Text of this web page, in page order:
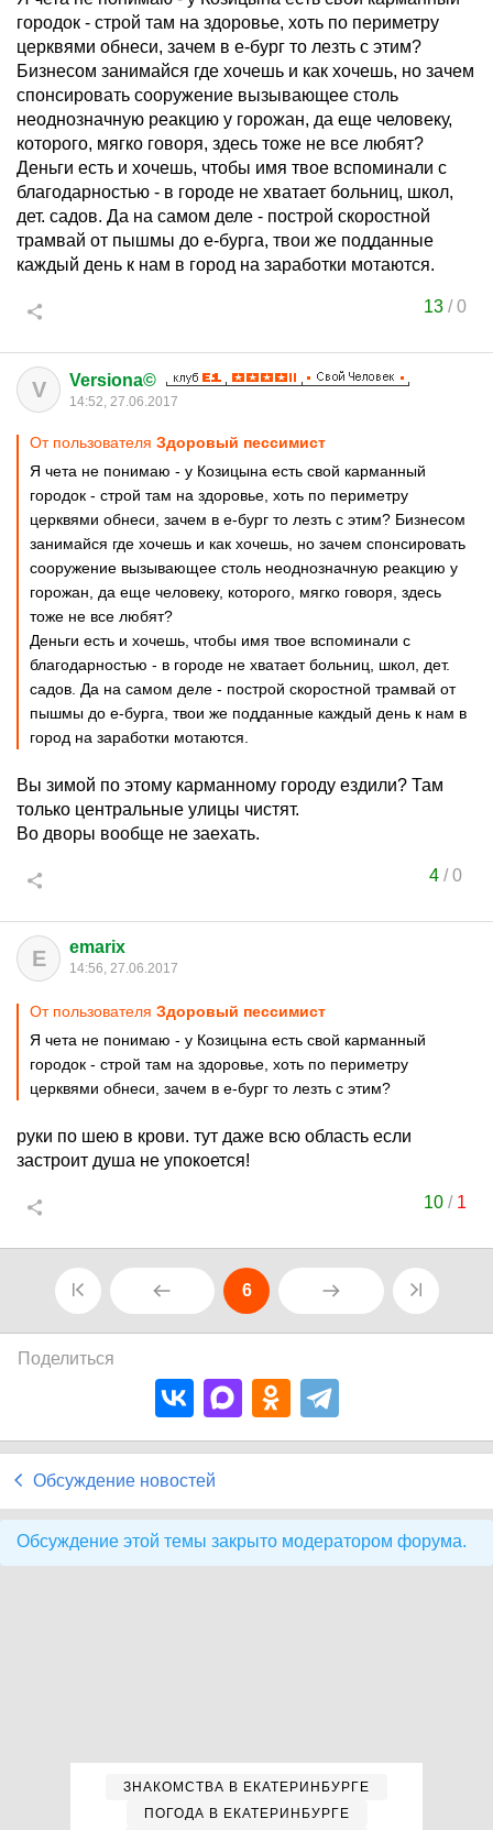
городок - строй там на здоровье, хоть по периметру
церквями обнеси, зачем в е-бург то лезть с этим?
Бизнесом занимайся где хочешь и как хочешь, но зачем
спонсировать сооружение вызывающее столь
неоднозначную реакцию у горожан, да еще человеку,
которого, мягко говоря, здесь тоже не все любят?
Деньги есть и хочешь, чтобы имя твое вспоминали с
благодарностью - в городе не хватает больниц, школ,
дет. садов. Да на самом деле - построй скоростной
трамвай от пышмы до е-бурга, твои же подданные
каждый день к нам в город на заработки мотаются.
13 /0
V Versiona©
14:52, 27.06.2017
От пользователя Здоровый пессимист
Я чета не понимаю - у Козицына есть свой карманный
городок - строй там на здоровье, хоть по периметру
церквями обнеси, зачем в е-бург то лезть с этим? Бизнесом
занимайся где хочешь и как хочешь, но зачем спонсировать
сооружение вызывающее столь неоднозначную реакцию у
горожан, да еще человеку, которого, мягко говоря, здесь
тоже не все любят?
Деньги есть и хочешь, чтобы имя твое вспоминали с
благодарностью - в городе не хватает больниц, школ, дет.
садов. Да на самом деле - построй скоростной трамвай от
пышмы до е-бурга, твои же подданные каждый день к нам в
город на заработки мотаются.
Вы зимой по этому карманному городу ездили? Там
только центральные улицы чистят.
Во дворы вообще не заехать.
4/0
E emarix
14:56, 27.06.2017
От пользователя Здоровый пессимист
Я чета не понимаю - у Козицына есть свой карманный
городок - строй там на здоровье, хоть по периметру
церквями обнеси, зачем в е-бург то лезть с этим?
руки по шею в крови. тут даже всю область если
застроит душа не упокоется!
10 / 1
6
Поделиться
Обсуждение новостей
Обсуждение этой темы закрыто модератором форума.
ЗНАКОМСТВА В ЕКАТЕРИНБУРГЕ
ПОГОДА В ЕКАТЕРИНБУРГЕ